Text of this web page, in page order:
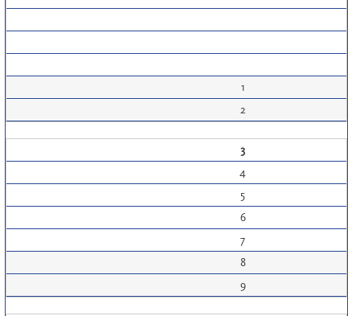
1
2
3
4
5
6
7
8
9